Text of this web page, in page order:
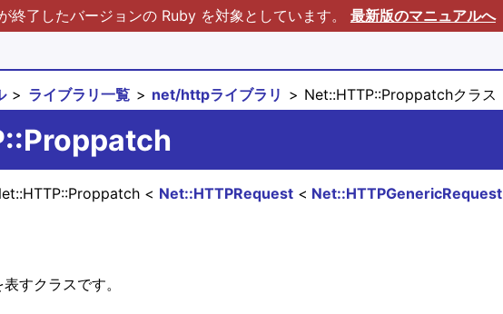
終了したバージョンの Ruby を対象としています。 最新版のマニュアルへ
ライブラリ一覧 net/httpライブラリ Net::HTTP::Proppatchクラス
Net::HTTPGenericRequest
Net::HTTPRequest
すクラスです。